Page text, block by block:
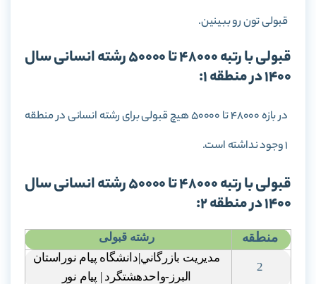
قبولی تون رو ببینین.
قبولی با رتبه 48000 تا 50000 رشته انسانی سال
1400 در منطقه 1:
در بازه 48000 تا 50000 هیچ قبولی برای رشته انسانی در منطقه
1 وجود نداشته است.
قبولی با رتبه 48000 تا 50000 رشته انسانی سال
1400 در منطقه 2:
منطقه رشته قبولی
2
مديريت بازرگاني|دانشگاه پيام نوراستان
البرز-واحدهشتگرد | پيام نور